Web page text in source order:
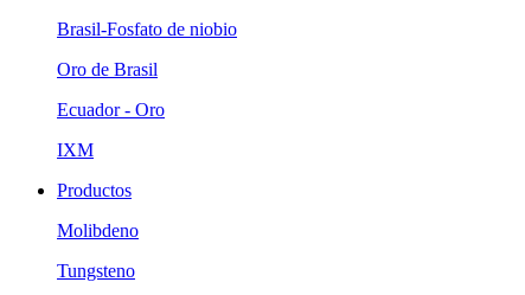
Brasil-Fosfato de niobio
Oro de Brasil
Ecuador - Oro
IXM
Productos
Molibdeno
Tungsteno